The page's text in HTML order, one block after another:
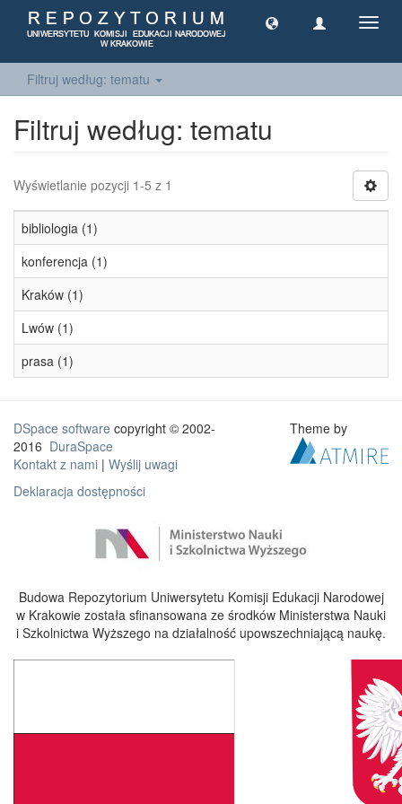
Filtruj według: tematu
Filtruj według: tematu
Wyświetlanie pozycji 1-5 z 1
bibliologia (1)
konferencja (1)
Kraków (1)
Lwów (1)
prasa (1)
DSpace software copyright © 2002-
2016 DuraSpace
Kontakt z nami | Wyślij uwagi
Deklaracja dostępności
Theme by
Budowa Repozytorium Uniwersytetu Komisji Edukacji Narodowej
w Krakowie została sfinansowana ze środków Ministerstwa Nauki
i Szkolnictwa Wyższego na działalność upowszechniającą naukę.